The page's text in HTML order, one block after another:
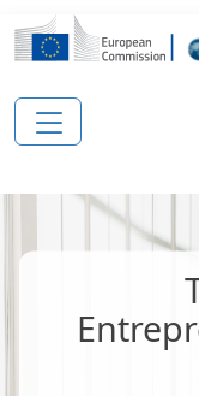
Direkt zum Inhalt